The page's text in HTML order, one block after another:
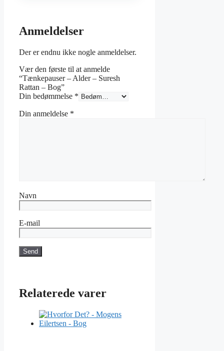
Anmeldelser
Der er endnu ikke nogle anmeldelser.
Vær den første til at anmelde
“Tænkepauser – Alder – Suresh
Rattan – Bog”
Din bedømmelse *
Din anmeldelse *
Navn
E-mail
Relaterede varer